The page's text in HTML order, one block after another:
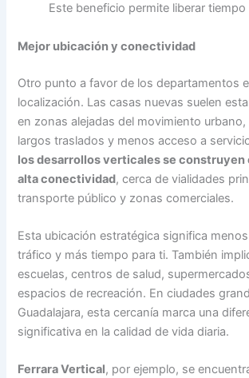
Este beneficio permite liberar
Mejor ubicación y conectividad
Otro punto a favor de los departamentos
localización. Las casas nuevas suelen
en zonas alejadas del movimiento urbano,
largos traslados y menos acceso a
los desarrollos verticales se construyen
alta conectividad, cerca de vialidades
transporte público y zonas comerciales.
Esta ubicación estratégica significa
tráfico y más tiempo para ti. También
escuelas, centros de salud,
espacios de recreación. En ciudades
Guadalajara, esta cercanía marca una
significativa en la calidad de vida diaria.
Ferrara Vertical, por ejemplo, se